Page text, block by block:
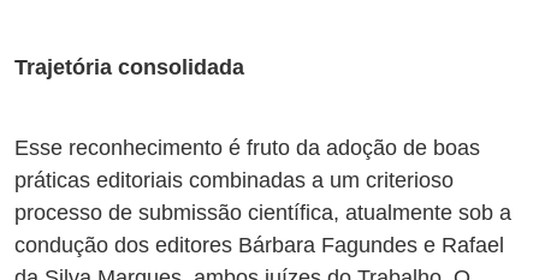
Trajetória consolidada
Esse reconhecimento é fruto da adoção de boas
práticas editoriais combinadas a um criterioso
processo de submissão científica, atualmente sob a
condução dos editores Bárbara Fagundes e Rafael